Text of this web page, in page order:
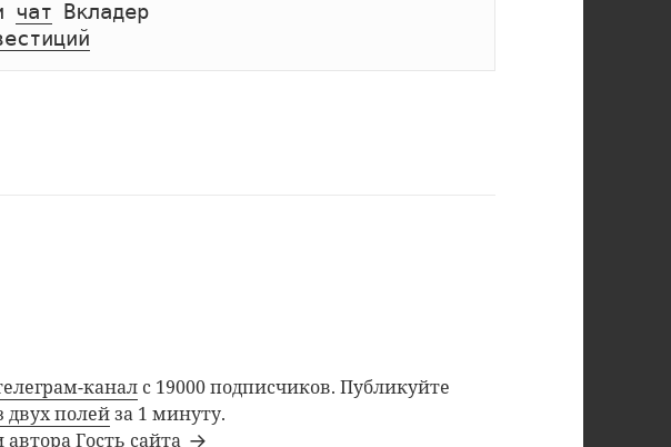
чат
Вкладер
канал с 19000 подписчиков. Публикуйте
двух полейза 1 минуту.
Гость сайта